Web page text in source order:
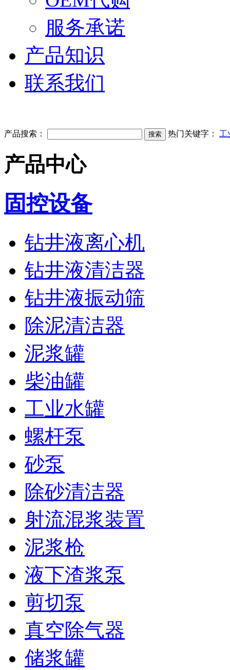
服务承诺
产品知识
联系我们
产品搜索： 热门关键字： 工
产品中心
固控设备
钻井液离心机
钻井液清洁器
钻井液振动筛
除泥清洁器
泥浆罐
柴油罐
工业水罐
螺杆泵
砂泵
除砂清洁器
射流混浆装置
泥浆枪
液下渣浆泵
剪切泵
真空除气器
储浆罐